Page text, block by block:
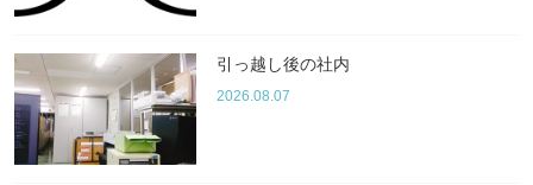
引っ越し後の社内
2026.08.07